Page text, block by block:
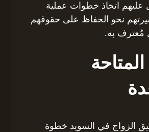
اتخاذ خطوات عملية
نحو الحفاظ على حقوقهم
مُعترف به.
المتاحة
الزواج في السويد خطوة